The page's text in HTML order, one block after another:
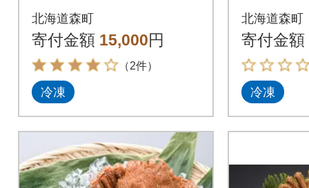
g前後～約300g前後×3
尾)
北海道森町
寄付金額 15,000円
（2件）
冷凍
00g前後
北海道森町
寄付金額
冷凍